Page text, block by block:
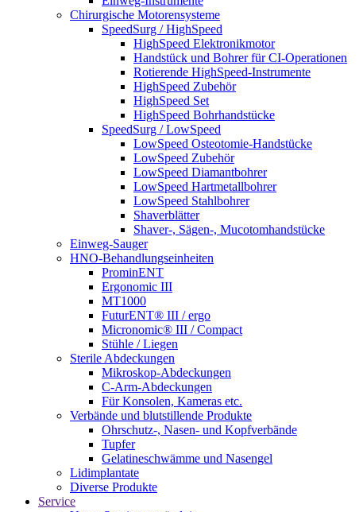
Chirurgische Motorensysteme
SpeedSurg / HighSpeed
HighSpeed Elektronikmotor
Handstück und Bohrer für CI-Operationen
Rotierende HighSpeed-Instrumente
HighSpeed Zubehör
HighSpeed Set
HighSpeed Bohrhandstücke
SpeedSurg / LowSpeed
LowSpeed Osteotomie-Handstücke
LowSpeed Zubehör
LowSpeed Diamantbohrer
LowSpeed Hartmetallbohrer
LowSpeed Stahlbohrer
Shaverblätter
Shaver-, Sägen-, Mucotomhandstücke
Einweg-Sauger
HNO-Behandlungseinheiten
ProminENT
Ergonomic III
MT1000
FuturENT® III / ergo
Micronomic® III / Compact
Stühle / Liegen
Sterile Abdeckungen
Mikroskop-Abdeckungen
C-Arm-Abdeckungen
Für Konsolen, Kameras etc.
Verbände und blutstillende Produkte
Ohrschutz-, Nasen- und Kopfverbände
Tupfer
Gelatineschwämme und Nasengel
Lidimplantate
Diverse Produkte
Service